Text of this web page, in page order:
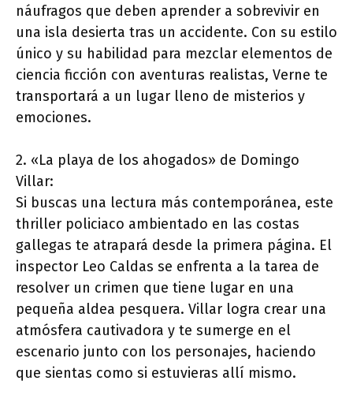
náufragos que deben aprender a sobrevivir en
una isla desierta tras un accidente. Con su estilo
único y su habilidad para mezclar elementos de
ciencia ficción con aventuras realistas, Verne te
transportará a un lugar lleno de misterios y
emociones.
2. «La playa de los ahogados» de Domingo
Villar:
Si buscas una lectura más contemporánea, este
thriller policiaco ambientado en las costas
gallegas te atrapará desde la primera página. El
inspector Leo Caldas se enfrenta a la tarea de
resolver un crimen que tiene lugar en una
pequeña aldea pesquera. Villar logra crear una
atmósfera cautivadora y te sumerge en el
escenario junto con los personajes, haciendo
que sientas como si estuvieras allí mismo.